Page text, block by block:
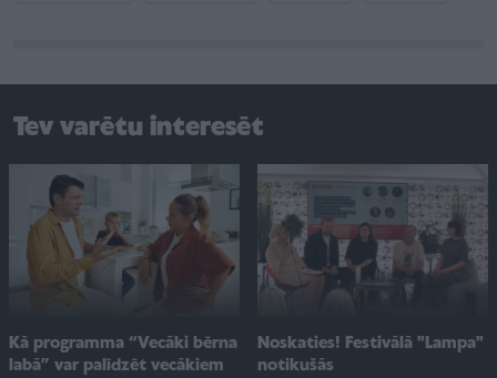
Tev varētu interesēt
Kā programma “Vecāki bērna
labā” var palīdzēt vecākiem
Noskaties! Festivālā "Lampa"
notikušās